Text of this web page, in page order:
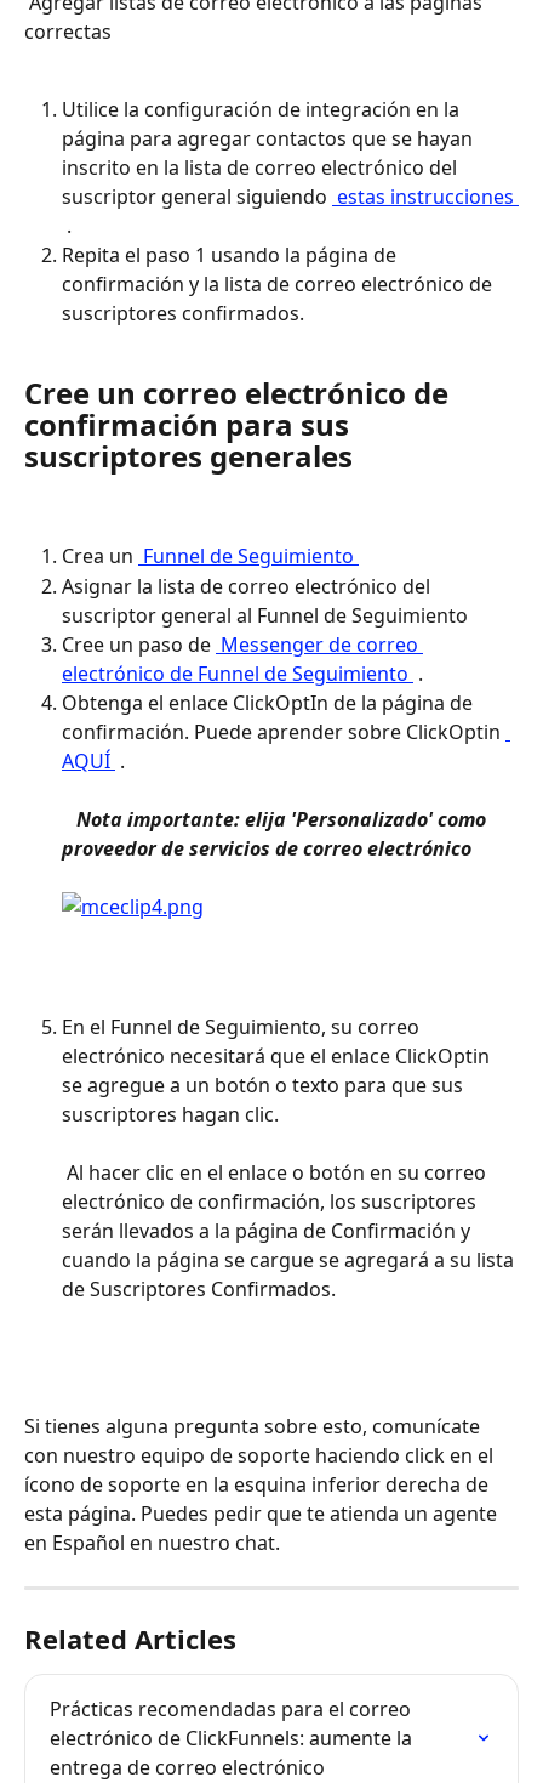
correctas
Utilice la configuración de integración en la
página para agregar contactos que se hayan
inscrito en la lista de correo electrónico del
suscriptor general siguiendo estas instrucciones
.
Repita el paso 1 usando la página de
confirmación y la lista de correo electrónico de
suscriptores confirmados.
Cree un correo electrónico de
confirmación para sus
suscriptores generales
Crea un Funnel de Seguimiento
Asignar la lista de correo electrónico del
suscriptor general al Funnel de Seguimiento
Cree un paso de Messenger de correo
electrónico de Funnel de Seguimiento .
Obtenga el enlace ClickOptIn de la página de
confirmación. Puede aprender sobre ClickOptin
AQUÍ .
Nota importante: elija 'Personalizado' como
proveedor de servicios de correo electrónico
En el Funnel de Seguimiento, su correo
electrónico necesitará que el enlace ClickOptin
se agregue a un botón o texto para que sus
suscriptores hagan clic.
electrónico de confirmación, los suscriptores
serán llevados a la página de Confirmación y
cuando la página se cargue se agregará a su lista
de Suscriptores Confirmados.
Si tienes alguna pregunta sobre esto, comunícate
con nuestro equipo de soporte haciendo click en el
ícono de soporte en la esquina inferior derecha de
esta página. Puedes pedir que te atienda un agente
en Español en nuestro chat.
Related Articles
Prácticas recomendadas para el correo
electrónico de ClickFunnels: aumente la
entrega de correo electrónico